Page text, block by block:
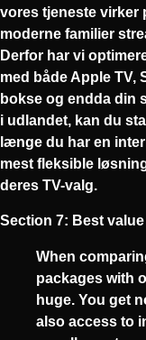
vores tjeneste virker
moderne familier
Derfor har vi
med både Apple TV,
bokse og endda din
i udlandet, kan du
længe du har en
mest fleksible
deres TV-valg.
Section 7: Best
When
packages with
huge. You get
also access to